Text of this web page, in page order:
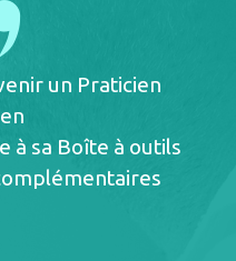
un Praticien
à sa Boîte à outils